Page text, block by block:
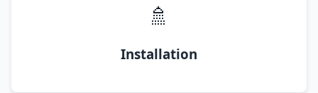
🚿
Installation